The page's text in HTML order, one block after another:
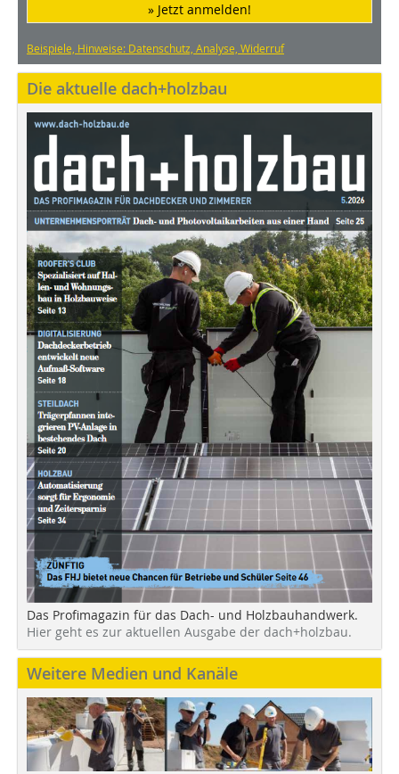
» Jetzt anmelden!
Beispiele, Hinweise: Datenschutz, Analyse, Widerruf
Die aktuelle dach+holzbau
Das Profimagazin für das Dach- und Holzbauhandwerk.
Hier geht es zur aktuellen Ausgabe der dach+holzbau.
Weitere Medien und Kanäle